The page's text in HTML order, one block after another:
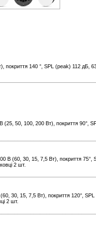
140 °, SPL (peak) 112 дБ,
50, 100, 200 Вт), покриття 90°,
(60, 30, 15, 7,5 Вт), покриття 75°,
2 шт.
30, 15, 7,5 Вт), покриття 120°,
2 шт.